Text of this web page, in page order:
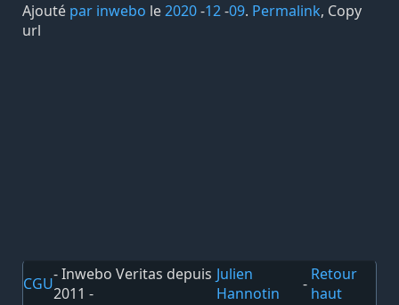
Ajouté par inwebo le2020-12-09. Permalink, Copy
url
CGU- Inwebo Veritas depuis
2011 -
Julien
Hannotin
- Retour
haut